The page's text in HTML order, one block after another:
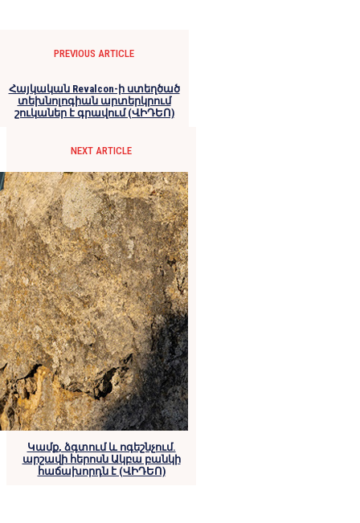
PREVIOUS ARTICLE
Հայկական Revalcon-ի ստեղծած
տեխնոլոգիան արտերկրում
շուկաներ է գրավում (ՎԻԴԵՈ)
NEXT ARTICLE
Կամք, ձգտում և ոգեշնչում.
արշավի հերոսն Ակբա բանկի
հաճախորդն է (ՎԻԴԵՈ)